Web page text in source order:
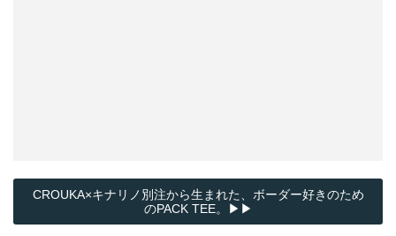
CROUKA×キナリノ別注から生まれた、ボーダー好きのため
のPACK TEE。▶▶